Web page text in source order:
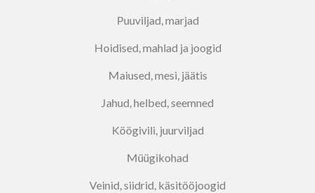
Puuviljad, marjad
Hoidised, mahlad ja joogid
Maiused, mesi, jäätis
Jahud, helbed, seemned
Köögivili, juurviljad
Müügikohad
Veinid, siidrid, käsitööjoogid